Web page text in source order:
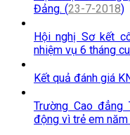
Đảng. (23-7-2018)
Hội nghị Sơ kết
nhiệm vụ 6 tháng
Kết quả đánh giá
Trường Cao đẳng
động vì trẻ em